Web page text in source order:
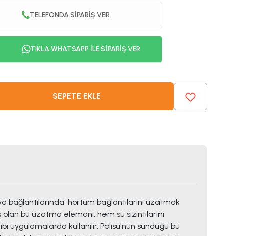
TELEFONDA SİPARİŞ VER
TIKLA WHATSAPP İLE SİPARİŞ VER
SEPETE EKLE
bağlantılarında, hortum bağlantılarını uzatmak
bu uzatma elemanı, hem su sızıntılarını
uygulamalarda kullanılır. Polisu'nun sunduğu bu